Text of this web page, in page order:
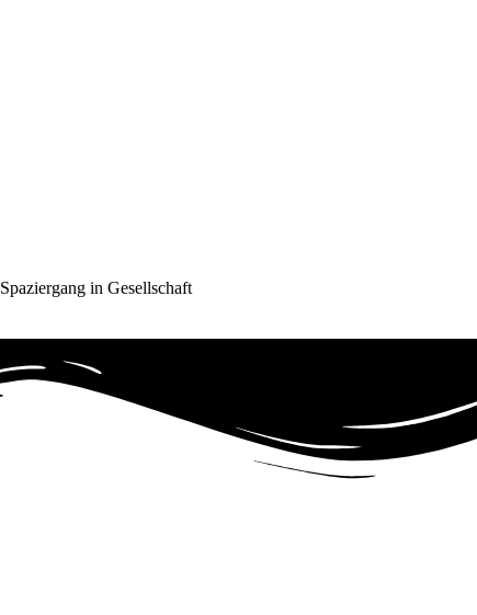
Spaziergang in Gesellschaft